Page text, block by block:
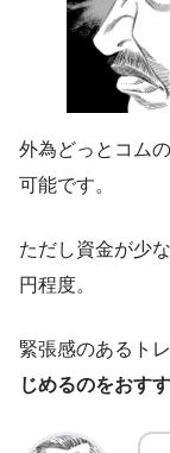
外為どっとコムの
可能です。
ただし資金が少
円程度。
緊張感のあるト
じめるのをおす